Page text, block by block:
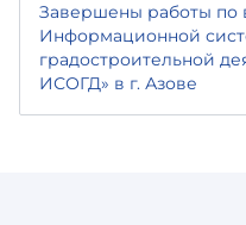
Завершены работы по
Информационной
градостроительной
ИСОГД» в г. Азове